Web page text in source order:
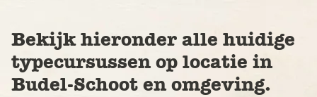
Bekijk hieronder alle huidige
typecursussen op locatie in
Budel-Schoot en omgeving.